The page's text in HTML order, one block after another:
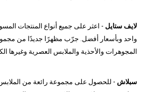
لايف ستايل - اعثر على جميع أنواع المنتجات
واحد وبأسعار أفضل. جرّب مظهرًا جديدًا من
المجوهرات والأحذية والملابس العصرية وغيرها
سبلاش - للحصول على مجموعة رائعة من